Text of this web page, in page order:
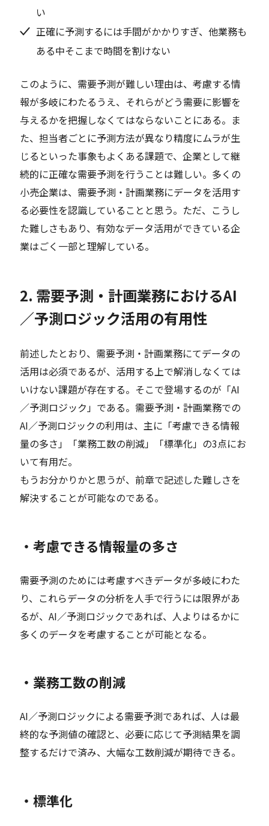
い
正確に予測するには手間がかかりすぎ、他業務も
ある中そこまで時間を割けない
このように、需要予測が難しい理由は、考慮する情
報が多岐にわたるうえ、それらがどう需要に影響を
与えるかを把握しなくてはならないことにある。ま
た、担当者ごとに予測方法が異なり精度にムラが生
じるといった事象もよくある課題で、企業として継
続的に正確な需要予測を行うことは難しい。多くの
小売企業は、需要予測・計画業務にデータを活用す
る必要性を認識していることと思う。ただ、こうし
た難しさもあり、有効なデータ活用ができている企
業はごく一部と理解している。
2. 需要予測・計画業務におけるAI
／予測ロジック活用の有用性
前述したとおり、需要予測・計画業務にてデータの
活用は必須であるが、活用する上で解消しなくては
いけない課題が存在する。そこで登場するのが「AI
／予測ロジック」である。需要予測・計画業務での
AI／予測ロジックの利用は、主に「考慮できる情報
量の多さ」「業務工数の削減」「標準化」の3点にお
いて有用だ。
もうお分かりかと思うが、前章で記述した難しさを
解決することが可能なのである。
・考慮できる情報量の多さ
需要予測のためには考慮すべきデータが多岐にわた
り、これらデータの分析を人手で行うには限界があ
るが、AI／予測ロジックであれば、人よりはるかに
多くのデータを考慮することが可能となる。
・業務工数の削減
AI／予測ロジックによる需要予測であれば、人は最
終的な予測値の確認と、必要に応じて予測結果を調
整するだけで済み、大幅な工数削減が期待できる。
・標準化